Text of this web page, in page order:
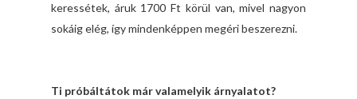
keressétek, áruk 1700 Ft körül van, mivel nagyon
sokáig elég, így mindenképpen megéri beszerezni.
Ti próbáltátok már valamelyik árnyalatot?